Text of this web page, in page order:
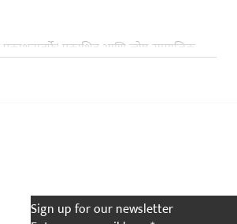
प्रकाशित आणि ज्येष्ठ सामाजिक
लिखित 'कोवळी सकाळ' या पुस्तकाचे
झाले. टाटा टेली सर्व्हिसेसचे माजी अध्यक्ष माधव
Sign up for our newsletter